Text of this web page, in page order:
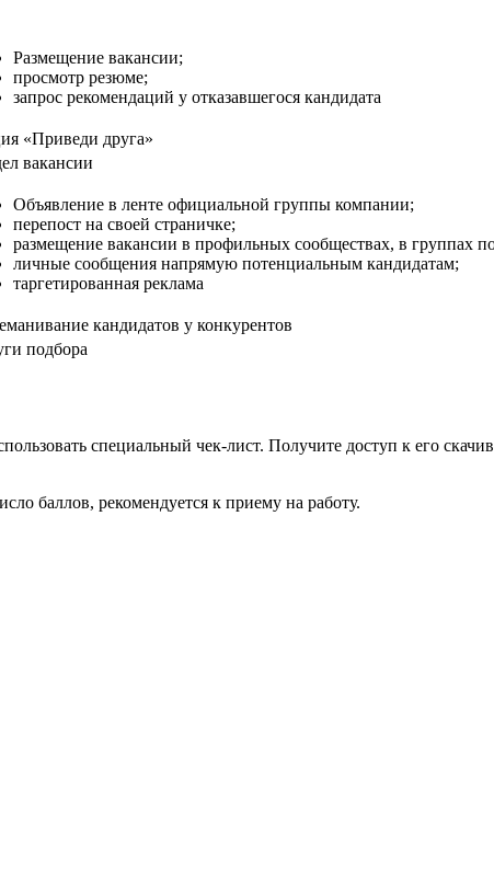
Размещение вакансии;
просмотр резюме;
запрос рекомендаций у отказавшегося кандидата
«Приведи друга»
вакансии
Объявление в ленте официальной группы компании;
перепост на своей страничке;
размещение вакансии в профильных сообществах, в группах
личные сообщения напрямую потенциальным кандидатам;
таргетированная реклама
кандидатов у конкурентов
подбора
специальный чек-лист. Получите доступ к его
баллов, рекомендуется к приему на работу.